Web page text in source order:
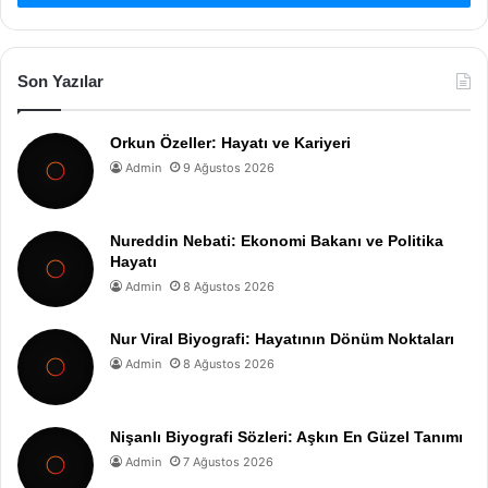
Son Yazılar
Orkun Özeller: Hayatı ve Kariyeri
Admin 9 Ağustos 2026
Nureddin Nebati: Ekonomi Bakanı ve Politika
Hayatı
Admin 8 Ağustos 2026
Nur Viral Biyografi: Hayatının Dönüm Noktaları
Admin 8 Ağustos 2026
Nişanlı Biyografi Sözleri: Aşkın En Güzel Tanımı
Admin 7 Ağustos 2026